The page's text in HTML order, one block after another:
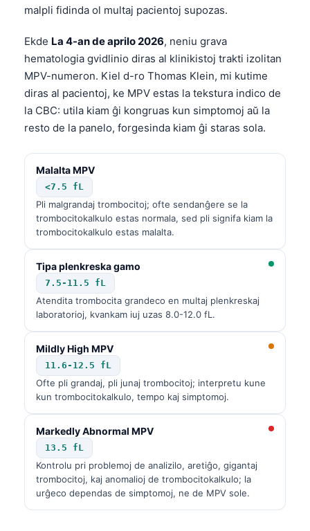
malpli fidinda ol multaj pacientoj supozas.
Ekde La 4-an de aprilo 2026, neniu grava
hematologia gvidlinio diras al klinikistoj trakti izolitan
MPV-numeron. Kiel d-ro Thomas Klein, mi kutime
diras al pacientoj, ke MPV estas la tekstura indico de
la CBC: utila kiam ĝi kongruas kun simptomoj aŭ la
resto de la panelo, forgesinda kiam ĝi staras sola.
Malalta MPV
<7.5 fL
Pli malgrandaj trombocitoj; ofte sendanĝere se la
trombocitokalkulo estas normala, sed pli signifa kiam la
trombocitokalkulo estas malalta.
Tipa plenkreska gamo
7.5-11.5 fL
Atendita trombocita grandeco en multaj plenkreskaj
laboratorioj, kvankam iuj uzas 8.0-12.0 fL.
Mildly High MPV
11.6-12.5 fL
Ofte pli grandaj, pli junaj trombocitoj; interpretu kune
kun trombocitokalkulo, tempo kaj simptomoj.
Markedly Abnormal MPV
13.5 fL
Kontrolu pri problemoj de analizilo, aretiĝo, gigantaj
trombocitoj, kaj anomalioj de trombocitokalkulo; la
urĝeco dependas de simptomoj, ne de MPV sole.